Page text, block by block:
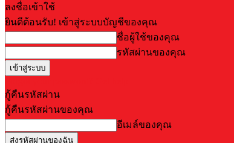
ลงชื่อเข้าใช้
ยินดีต้อนรับ! เข้าสู่ระบบบัญชีของคุณ
ชื่อผู้ใช้ของคุณ
รหัสผ่านของคุณ
กู้คืนรหัสผ่าน
กู้คืนรหัสผ่านของคุณ
อีเมล์ของคุณ